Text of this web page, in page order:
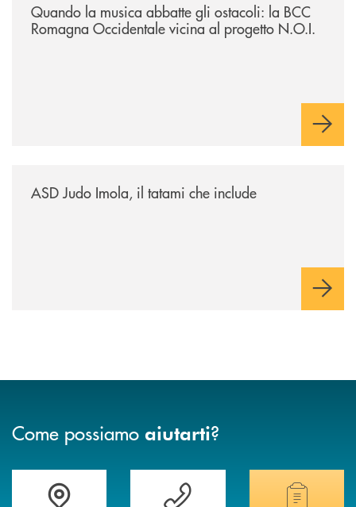
Quando la musica abbatte gli ostacoli: la BCC
Romagna Occidentale vicina al progetto N.O.I.
ASD Judo Imola, il tatami che include
Come possiamo aiutarti?
Accedi all' elenco completo delle filiali della banca.
Hai bisogno di assistenza immediata?
Hai bisogno di